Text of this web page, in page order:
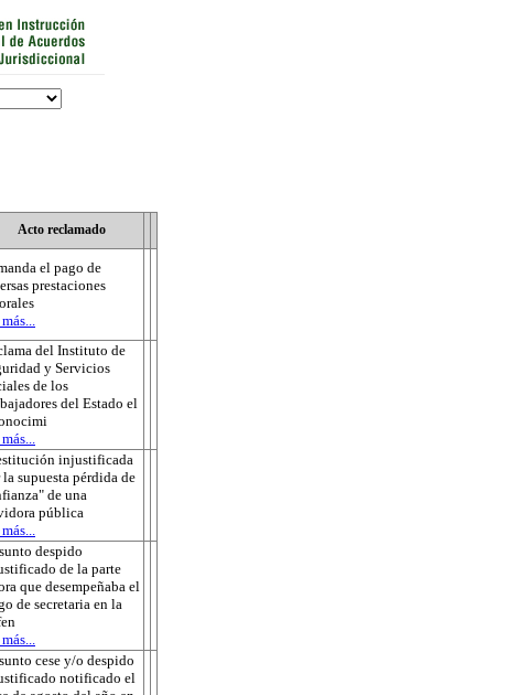
Acto reclamado
el pago de
prestaciones
del Instituto de
y Servicios
de los
del Estado el
injustificada
la supuesta pérdida de
de una
pública
despido
de la parte
que desempeñaba el
de secretaria en la
cese y/o despido
notificado el